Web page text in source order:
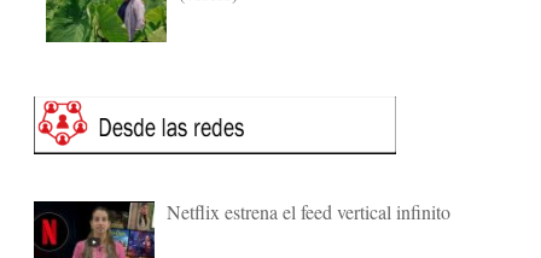
Netflix estrena el feed vertical infinito